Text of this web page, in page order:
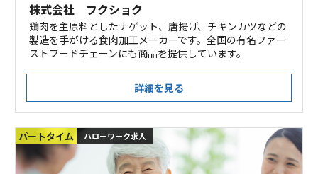
株式会社 フクショク
鶏肉を主原料としたナゲット、唐揚げ、チキンカツなどの
製造を手がける食肉加工メーカーです。全国の有名ファー
ストフードチェーンにも商品を提供しています。
詳細を見る
パートタイム ハローワーク求人